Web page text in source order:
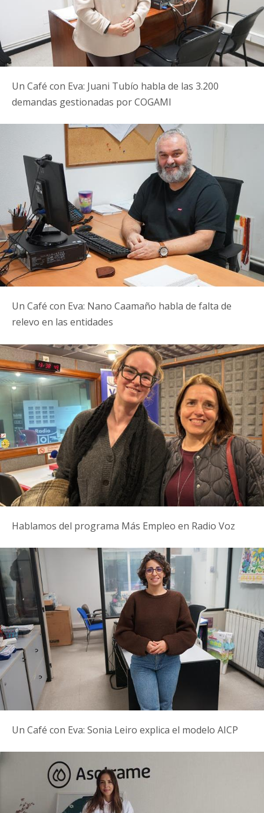
Un Café con Eva: Juani Tubío habla de las 3.200
demandas gestionadas por COGAMI
Un Café con Eva: Nano Caamaño habla de falta de
relevo en las entidades
Hablamos del programa Más Empleo en Radio Voz
Un Café con Eva: Sonia Leiro explica el modelo AICP